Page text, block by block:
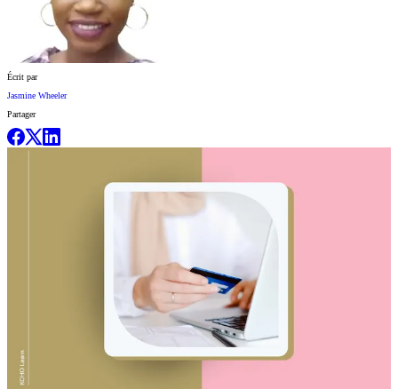
Écrit par
Jasmine Wheeler
Partager